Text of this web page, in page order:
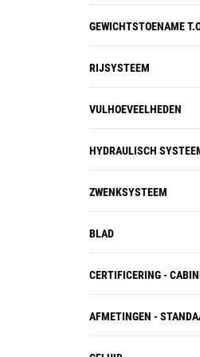
GEWICHTSTOENAME
RIJSYSTEEM
VULHOEVEELHEDEN
HYDRAULISCH
ZWENKSYSTEEM
BLAD
CERTIFICERING -
AFMETINGEN -